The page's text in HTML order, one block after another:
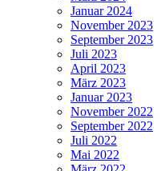
Januar 2024
November 2023
September 2023
Juli 2023
April 2023
März 2023
Januar 2023
November 2022
September 2022
Juli 2022
Mai 2022